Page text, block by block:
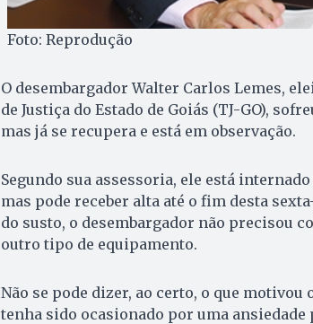
Foto: Reprodução
O desembargador Walter Carlos Lemes,
de Justiça do Estado de Goiás (TJ-GO),
mas já se recupera e está em observação.
Segundo sua assessoria, ele está
mas pode receber alta até o fim desta
do susto, o desembargador não precisou
outro tipo de equipamento.
Não se pode dizer, ao certo, o que
tenha sido ocasionado por uma ansiedade